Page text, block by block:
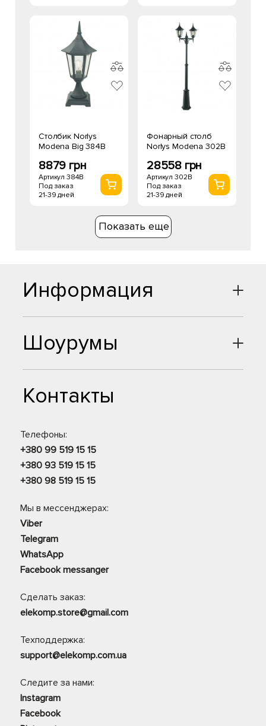
Столбик Norlys
Modena Big 384B
8879 грн
Артикул 384B
Под заказ
21-39 дней
Фонарный столб
Norlys Modena 302B
28558 грн
Артикул 302B
Под заказ
21-39 дней
Показать еще
Шоурумы
Контакты
Телефоны:
+380 99 519 15 15
+380 93 519 15 15
+380 98 519 15 15
Мы в мессенджерах:
Viber
Telegram
WhatsApp
Facebook messanger
Сделать заказ:
elekomp.store@gmail.com
Техподдержка:
support@elekomp.com.ua
Следите за нами:
Instagram
Facebook
Информация